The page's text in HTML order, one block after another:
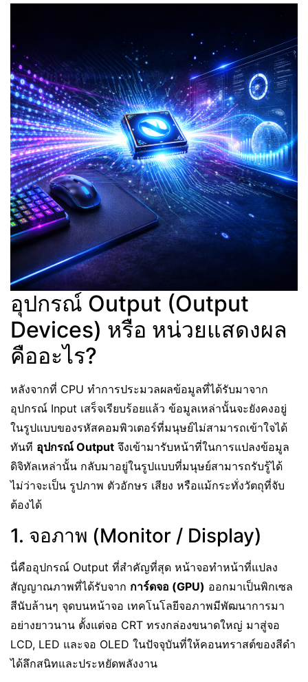
อุปกรณ์ Output (Output
Devices) หรือ หน่วยแสดงผล
คืออะไร?
หลังจากที่ CPU ทำการประมวลผลข้อมูลที่ได้รับมาจาก
อุปกรณ์ Input เสร็จเรียบร้อยแล้ว ข้อมูลเหล่านั้นจะยังคงอยู่
ในรูปแบบของรหัสคอมพิวเตอร์ที่มนุษย์ไม่สามารถเข้าใจได้
ทันที อุปกรณ์ Output จึงเข้ามารับหน้าที่ในการแปลงข้อมูล
ดิจิทัลเหล่านั้น กลับมาอยู่ในรูปแบบที่มนุษย์สามารถรับรู้ได้
ไม่ว่าจะเป็น รูปภาพ ตัวอักษร เสียง หรือแม้กระทั่งวัตถุที่จับ
ต้องได้
1. จอภาพ (Monitor / Display)
นี่คืออุปกรณ์ Output ที่สำคัญที่สุด หน้าจอทำหน้าที่แปลง
สัญญาณภาพที่ได้รับจาก การ์ดจอ (GPU) ออกมาเป็นพิกเซล
สีนับล้านๆ จุดบนหน้าจอ เทคโนโลยีจอภาพมีพัฒนาการมา
อย่างยาวนาน ตั้งแต่จอ CRT ทรงกล่องขนาดใหญ่ มาสู่จอ
LCD, LED และจอ OLED ในปัจจุบันที่ให้คอนทราสต์ของสีดำ
ได้ลึกสนิทและประหยัดพลังงาน